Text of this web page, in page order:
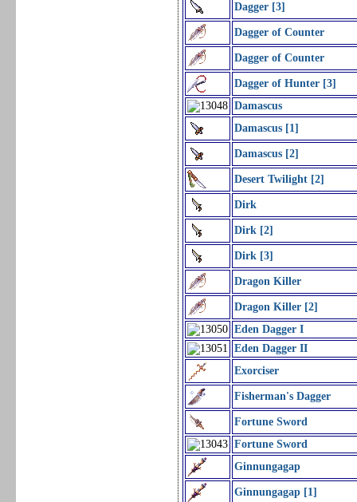
Dagger [3]
Dagger of Counter
Dagger of Counter
Dagger of Hunter [3]
Damascus
Damascus [1]
Damascus [2]
Desert Twilight [2]
Dirk
Dirk [2]
Dirk [3]
Dragon Killer
Dragon Killer [2]
Eden Dagger I
Eden Dagger II
Exorciser
Fisherman's Dagger
Fortune Sword
Fortune Sword
Ginnungagap
Ginnungagap [1]